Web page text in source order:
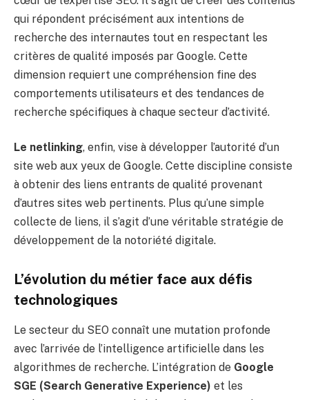
qui répondent précisément aux intentions de
recherche des internautes tout en respectant les
critères de qualité imposés par Google. Cette
dimension requiert une compréhension fine des
comportements utilisateurs et des tendances de
recherche spécifiques à chaque secteur d’activité.
Le netlinking, enfin, vise à développer l’autorité d’un
site web aux yeux de Google. Cette discipline consiste
à obtenir des liens entrants de qualité provenant
d’autres sites web pertinents. Plus qu’une simple
collecte de liens, il s’agit d’une véritable stratégie de
développement de la notoriété digitale.
L’évolution du métier face aux défis
technologiques
Le secteur du SEO connaît une mutation profonde
avec l’arrivée de l’intelligence artificielle dans les
algorithmes de recherche. L’intégration de Google
SGE (Search Generative Experience) et les